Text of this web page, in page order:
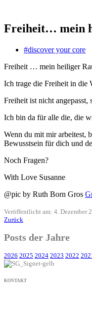
Freiheit… mein
#discover your core
Freiheit … mein heiliger
Ich trage die Freiheit in die
Freiheit ist nicht angepasst,
Ich bin da für alle die, die
Wenn du mit mir arbeitest,
Bewusstsein für dich und
Noch Fragen?
With Love Susanne
@pic by Ruth Born Gros
Veröffentlicht am: 4. Dezember
Zurück
Posts der Jahre
2026 2025 2024 2023 2022
KONTAKT